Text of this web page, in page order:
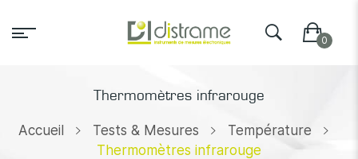
Thermomètres infrarouge
Accueil Tests & Mesures
Température
Thermomètres infrarouge